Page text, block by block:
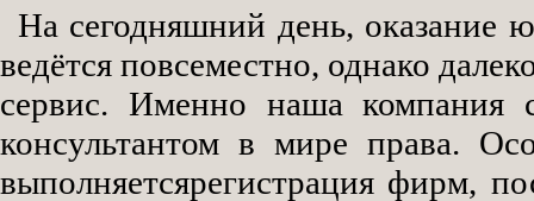
На сегодняшний день, оказание
ведётся повсеместно, однако
сервис. Именно наша
консультантом в мире права.
выполняетсярегистрация фирм,